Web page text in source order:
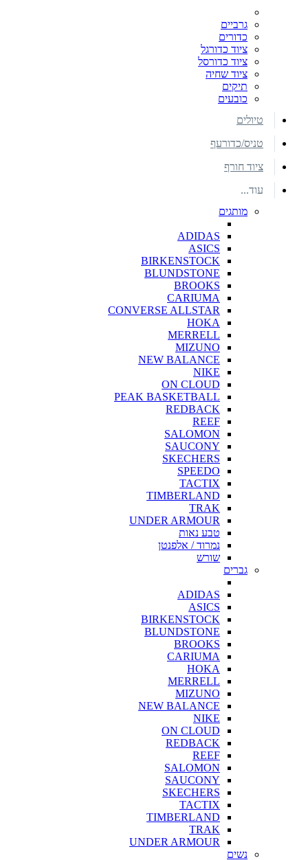
גרביים
כדורים
ציוד כדורגל
ציוד כדורסל
ציוד שחיה
תיקים
כובעים
טיולים
טניס/כדורעף
ציוד חורף
עוד...
מותגים
ADIDAS
ASICS
BIRKENSTOCK
BLUNDSTONE
BROOKS
CARIUMA
CONVERSE ALLSTAR
HOKA
MERRELL
MIZUNO
NEW BALANCE
NIKE
ON CLOUD
PEAK BASKETBALL
REDBACK
REEF
SALOMON
SAUCONY
SKECHERS
SPEEDO
TACTIX
TIMBERLAND
TRAK
UNDER ARMOUR
טבע נאות
נמרוד / אלפנטן
שורש
גברים
ADIDAS
ASICS
BIRKENSTOCK
BLUNDSTONE
BROOKS
CARIUMA
HOKA
MERRELL
MIZUNO
NEW BALANCE
NIKE
ON CLOUD
REDBACK
REEF
SALOMON
SAUCONY
SKECHERS
TACTIX
TIMBERLAND
TRAK
UNDER ARMOUR
נשים